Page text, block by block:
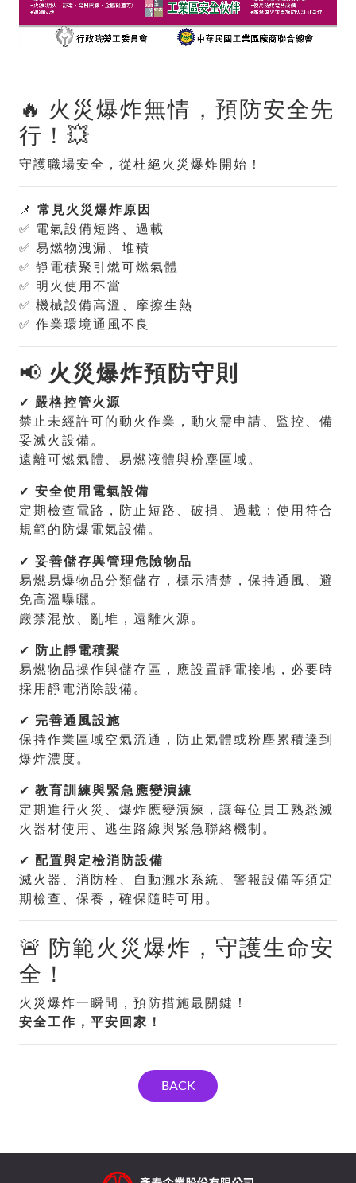
🔥 火災爆炸無情，預防安全先
行！💥
守護職場安全，從杜絕火災爆炸開始！
📌 常見火災爆炸原因
✅ 電氣設備短路、過載
✅ 易燃物洩漏、堆積
✅ 靜電積聚引燃可燃氣體
✅ 明火使用不當
✅ 機械設備高溫、摩擦生熱
✅ 作業環境通風不良
📢 火災爆炸預防守則
✔ 嚴格控管火源
禁止未經許可的動火作業，動火需申請、監控、備
妥滅火設備。
遠離可燃氣體、易燃液體與粉塵區域。
✔ 安全使用電氣設備
定期檢查電路，防止短路、破損、過載；使用符合
規範的防爆電氣設備。
✔ 妥善儲存與管理危險物品
易燃易爆物品分類儲存，標示清楚，保持通風、避
免高溫曝曬。
嚴禁混放、亂堆，遠離火源。
✔ 防止靜電積聚
易燃物品操作與儲存區，應設置靜電接地，必要時
採用靜電消除設備。
✔ 完善通風設施
保持作業區域空氣流通，防止氣體或粉塵累積達到
爆炸濃度。
✔ 教育訓練與緊急應變演練
定期進行火災、爆炸應變演練，讓每位員工熟悉滅
火器材使用、逃生路線與緊急聯絡機制。
✔ 配置與定檢消防設備
滅火器、消防栓、自動灑水系統、警報設備等須定
期檢查、保養，確保隨時可用。
🚨 防範火災爆炸，守護生命安
全！
火災爆炸一瞬間，預防措施最關鍵！
安全工作，平安回家！
BACK